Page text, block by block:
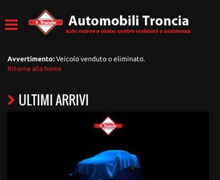
Avvertimento:Veicolo venduto o eliminato.
Ritorna alla home
ULTIMI ARRIVI